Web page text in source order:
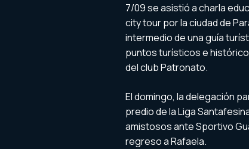
7/09 se asistió a charla
city tour por la ciudad de
intermedio de una guía
puntos turísticos e
del club Patronato.
El domingo, la delegación
predio de la Liga
amistosos ante Sportivo
regreso a Rafaela.